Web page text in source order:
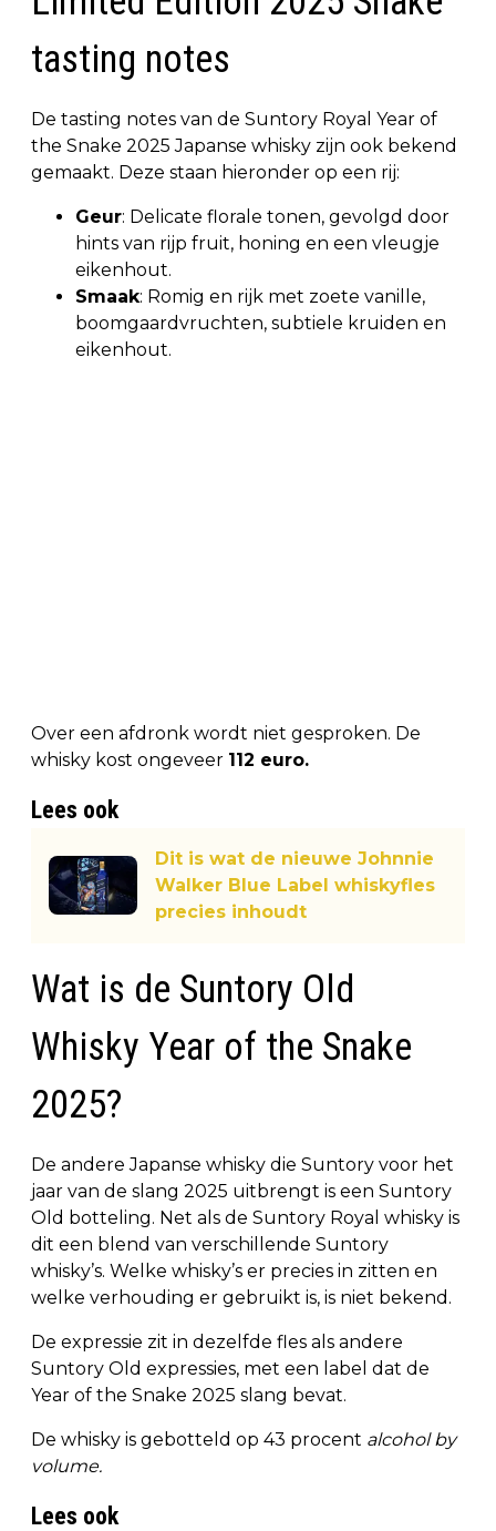
tasting notes
De tasting notes van de Suntory Royal Year of
the Snake 2025 Japanse whisky zijn ook bekend
gemaakt. Deze staan hieronder op een rij:
Geur: Delicate florale tonen, gevolgd door
hints van rijp fruit, honing en een vleugje
eikenhout.
Smaak: Romig en rijk met zoete vanille,
boomgaardvruchten, subtiele kruiden en
eikenhout.
Over een afdronk wordt niet gesproken. De
whisky kost ongeveer 112 euro.
Lees ook
Dit is wat de nieuwe Johnnie
Walker Blue Label whiskyfles
precies inhoudt
Wat is de Suntory Old
Whisky Year of the Snake
2025?
De andere Japanse whisky die Suntory voor het
jaar van de slang 2025 uitbrengt is een Suntory
Old botteling. Net als de Suntory Royal whisky is
dit een blend van verschillende Suntory
whisky’s. Welke whisky’s er precies in zitten en
welke verhouding er gebruikt is, is niet bekend.
De expressie zit in dezelfde fles als andere
Suntory Old expressies, met een label dat de
Year of the Snake 2025 slang bevat.
De whisky is gebotteld op 43 procent alcohol by
volume.
Lees ook